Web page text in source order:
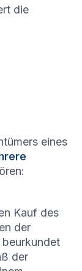
die
eines
Kauf des
der
der